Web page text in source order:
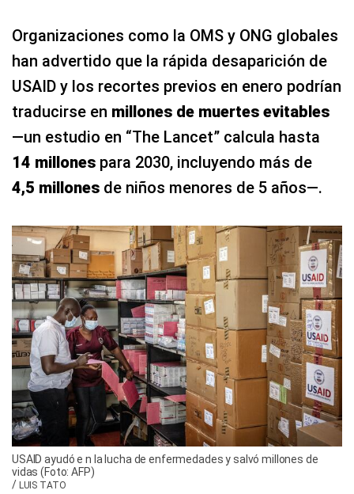
Organizaciones como la OMS y ONG globales
han advertido que la rápida desaparición de
USAID y los recortes previos en enero podrían
traducirse en millones de muertes evitables
—un estudio en “The Lancet” calcula hasta
14 millones para 2030, incluyendo más de
4,5 millones de niños menores de 5 años—.
USAID ayudó e n la lucha de enfermedades y salvó millones de
vidas (Foto: AFP)
/ LUIS TATO